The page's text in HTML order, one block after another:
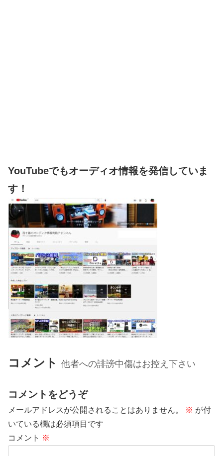
YouTubeでもオーディオ情報を発信していま
す！
コメント 他者への誹謗中傷はお控え下さい
コメントをどうぞ
メールアドレスが公開されることはありません。 ※ が付
いている欄は必須項目です
コメント ※